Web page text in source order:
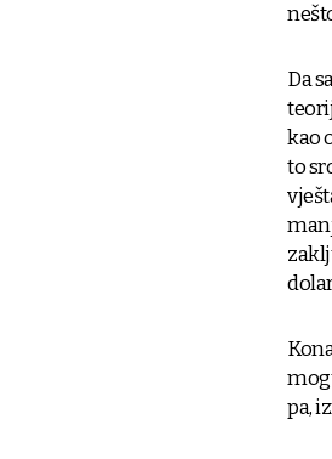
Da
kao
to
pa,